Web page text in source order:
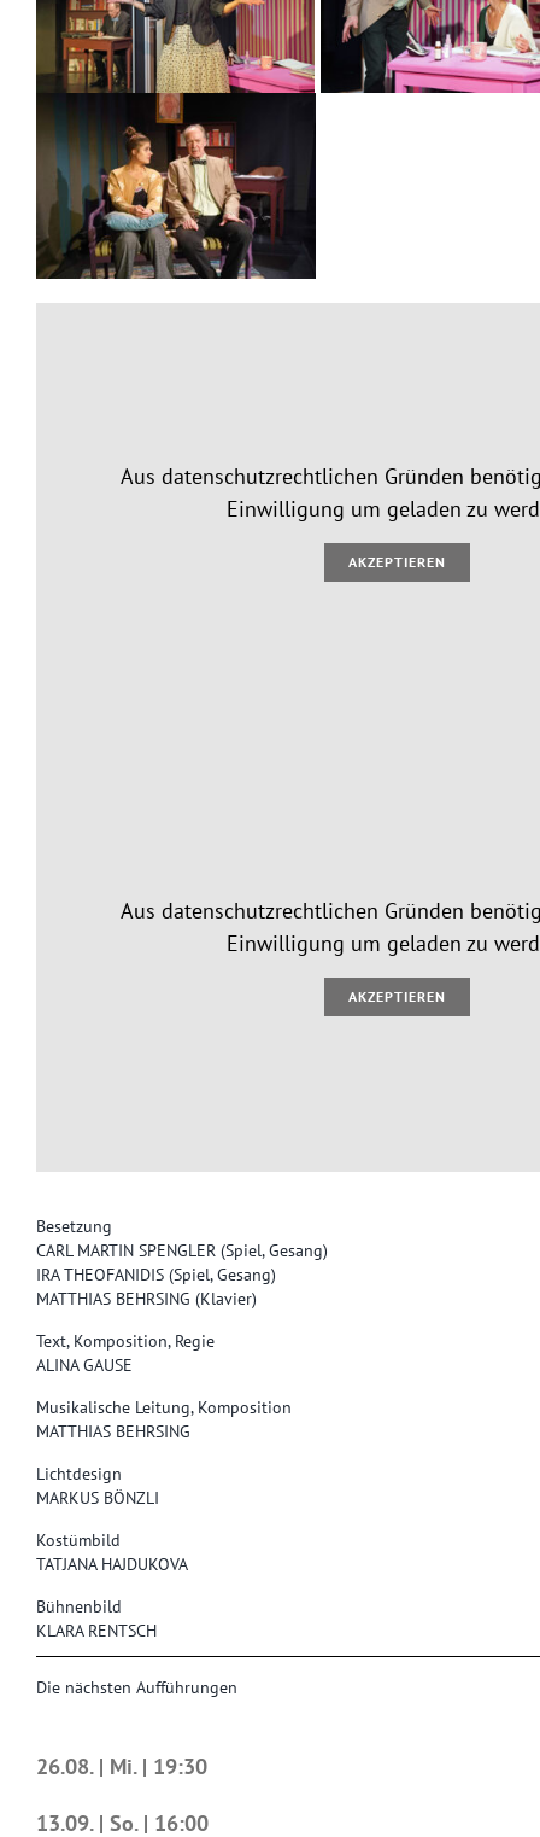
Besetzung
CARL MARTIN SPENGLER (Spiel, Gesang)
IRA THEOFANIDIS (Spiel, Gesang)
MATTHIAS BEHRSING (Klavier)
Text, Komposition, Regie
ALINA GAUSE
Musikalische Leitung, Komposition
MATTHIAS BEHRSING
Lichtdesign
MARKUS BÖNZLI
Kostümbild
TATJANA HAJDUKOVA
Bühnenbild
KLARA RENTSCH
Die nächsten Aufführungen
26.08. | Mi. | 19:30
13.09. | So. | 16:00
Aus datenschutzrechtlichen Gründen
Einwilligung um geladen zu
AKZEPTIEREN
Aus datenschutzrechtlichen Gründen
Einwilligung um geladen zu
AKZEPTIEREN